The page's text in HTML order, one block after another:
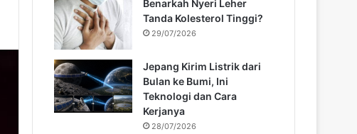
Benarkah Nyeri Leher
Tanda Kolesterol Tinggi?
29/07/2026
Jepang Kirim Listrik dari
Bulan ke Bumi, Ini
Teknologi dan Cara
Kerjanya
28/07/2026